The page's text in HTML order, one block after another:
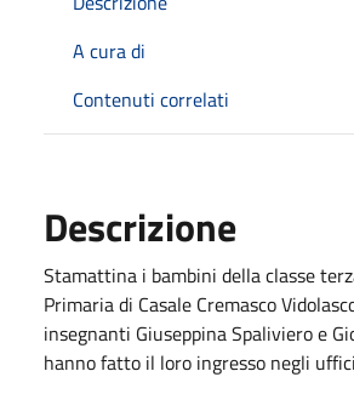
A cura di
Contenuti correlati
Descrizione
Stamattina i bambini della classe
Primaria di Casale Cremasco
insegnanti Giuseppina Spaliviero e
hanno fatto il loro ingresso negli